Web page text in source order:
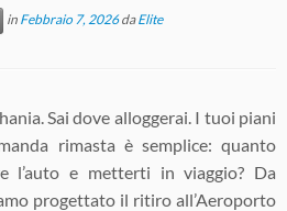
in Febbraio 7, 2026 daElite
Sai dove alloggerai. I tuoi piani
rimasta è semplice: quanto
l’auto e metterti in viaggio? Da
progettato il ritiro all’Aeroporto